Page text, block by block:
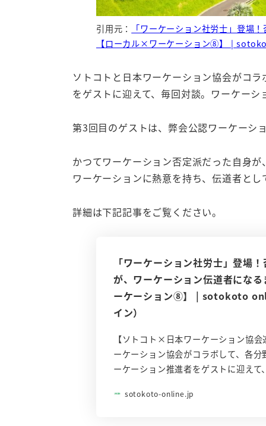
引用元：
「ワーケーション社労士」登場
【ローカル×ワーケーション⑧】 |
ソトコトと日本ワーケーション協会がコ
をゲストに迎えて、毎回対談。ワーケー
第3回目のゲストは、弊会公認ワーケーシ
かつてワーケーション否定派だった自身
ワーケーションに熱意を持ち、伝道者と
詳細は下記記事をご覧ください。
「ワーケーション社労士」登場
が、ワーケーション伝道者にな
ーケーション⑧】 | sotokoto
イン）
【ソトコト×日本ワーケーション協
ーケーション協会がコラボして、各
ーケーション推進者をゲストに迎え
sotokoto-online.jp